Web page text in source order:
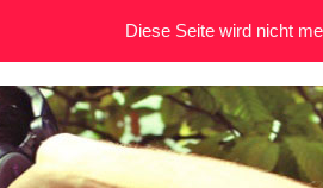
Diese Seite wird nicht